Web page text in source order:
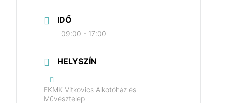
IDŐ
09:00 - 17:00
HELYSZÍN
EKMK Vitkovics Alkotóház és
Művésztelep